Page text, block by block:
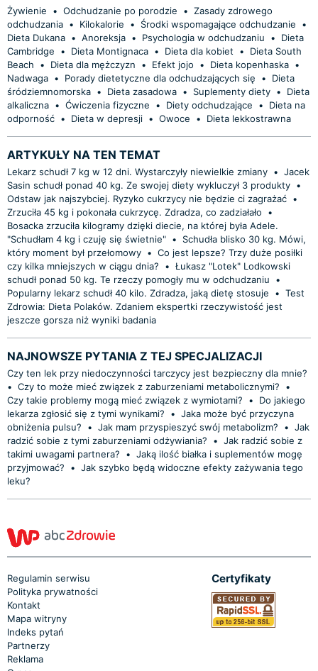
Żywienie • Odchudzanie po porodzie • Zasady zdrowego
odchudzania • Kilokalorie • Środki wspomagające odchudzanie
•
Dieta Dukana • Anoreksja • Psychologia w odchudzaniu •
Dieta
Cambridge
• Dieta Montignaca • Dieta dla kobiet •
Dieta South
Beach
• Dieta dla mężczyzn • Efekt jojo • Dieta kopenhaska •
Nadwaga • Porady dietetyczne dla odchudzających się •
Dieta
śródziemnomorska • Dieta zasadowa • Suplementy diety •
Dieta
alkaliczna • Ćwiczenia fizyczne • Diety odchudzające •
Dieta na
odporność • Dieta w depresji • Owoce • Dieta lekkostrawna
ARTYKUŁY NA TEN TEMAT
Lekarz schudł 7 kg w 12 dni. Wystarczyły niewielkie zmiany • Jacek
Sasin schudł ponad 40 kg. Ze swojej diety wykluczył 3 produkty •
Odstaw jak najszybciej. Ryzyko cukrzycy nie będzie ci zagrażać •
Zrzuciła 45 kg i pokonała cukrzycę. Zdradza, co zadziałało
•
Bosacka zrzuciła kilogramy dzięki diecie, na której była Adele.
"Schudłam 4 kg i czuję się świetnie" •
Schudła blisko 30 kg. Mówi,
który moment był przełomowy • Co jest lepsze? Trzy duże posiłki
czy kilka mniejszych w ciągu dnia?
• Łukasz "Lotek" Lodkowski
schudł ponad 50 kg. Te rzeczy pomogły mu w odchudzaniu
•
Popularny lekarz schudł 40 kilo. Zdradza, jaką dietę stosuje
• Test
Zdrowia: Dieta Polaków. Zdaniem ekspertki rzeczywistość jest
jeszcze gorsza niż wyniki badania
NAJNOWSZE PYTANIA Z TEJ SPECJALIZACJI
Czy ten lek przy niedoczynności tarczycy jest bezpieczny dla mnie?
• Czy to może mieć związek z zaburzeniami metabolicznymi?
•
Czy takie problemy mogą mieć związek z wymiotami?
•
Do jakiego
lekarza zgłosić się z tymi wynikami?
• Jaka może być przyczyna
obniżenia pulsu?
• Jak mam przyspieszyć swój metabolizm? • Jak
radzić sobie z tymi zaburzeniami odżywiania?
• Jak radzić sobie z
takimi uwagami partnera?
• Jaką ilość białka i suplementów mogę
przyjmować?
• Jak szybko będą widoczne efekty zażywania tego
leku?
Regulamin serwisu
Polityka prywatności
Kontakt
Mapa witryny
Indeks pytań
Partnerzy
Reklama
Certyfikaty